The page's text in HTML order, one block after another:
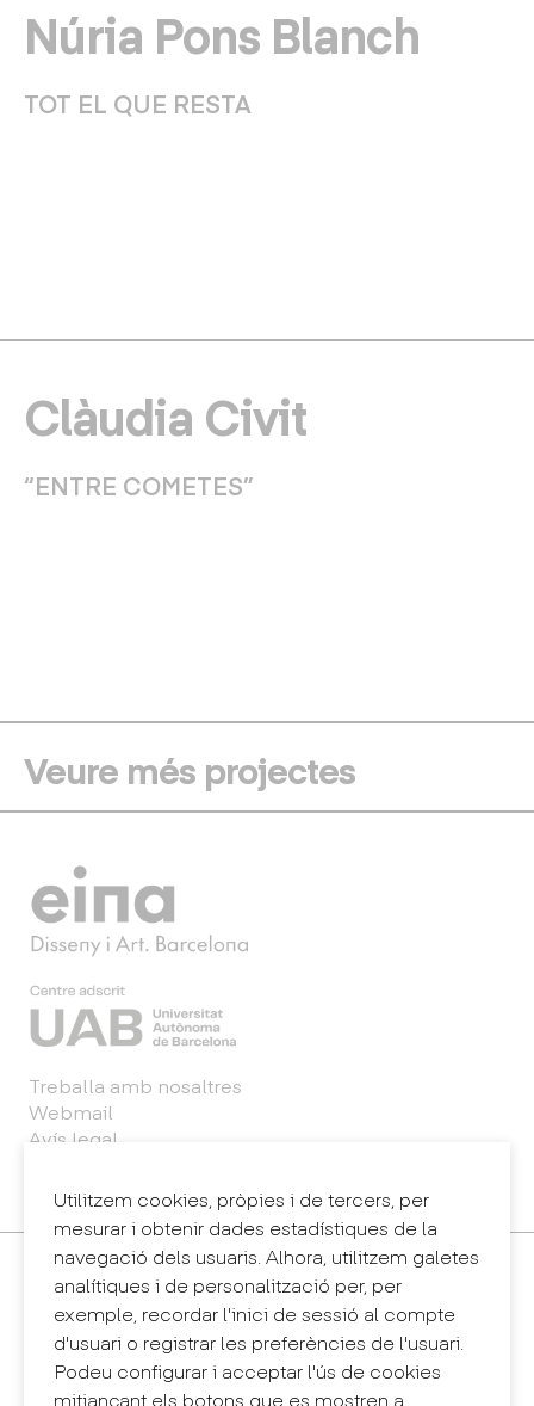
Núria Pons Blanch
TOT EL QUE RESTA
Clàudia Civit
“ENTRE COMETES”
Veure més projectes
Utilitzem cookies, pròpies i de tercers, per
mesurar i obtenir dades estadístiques de la
navegació dels usuaris. Alhora, utilitzem galetes
analítiques i de personalització per, per
exemple, recordar l'inici de sessió al compte
d'usuari o registrar les preferències de l'usuari.
Podeu configurar i acceptar l'ús de cookies
mitjançant els botons que es mostren a
Treballa amb nosaltres
Webmail
Avís legal
Sintema intern d'informació (canal de denúncies)
Contacte
+34 932 030 923
info@eina.cat
Eina Sentmenat